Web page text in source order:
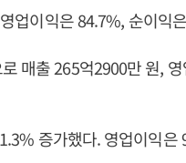
업이익은 84.7%, 순이익
매출 265억2900만 원,
증가했다. 영업이익